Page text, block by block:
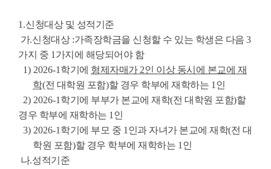
1.신청대상 및 성적기준
가.신청대상 :가족장학금을 신청할 수 있는 학생은 다음 3
가지 중 1 가지에 해당되어야 함
1) 2026-1 학기에 형제자매가 2인 이상 동시에 본교에 재
학(전 대학원 포함)할 경우 학부에 재학하는 1 인
2) 2026-1 학기에 부부가 본교에 재학(전 대학원 포함)할
경우 학부에 재학하는 1 인
3) 2026-1 학기에 부모 중 1 인과 자녀가 본교에 재학(전 대
학원 포함)할 경우 학부에 재학하는 1 인
나.성적기준